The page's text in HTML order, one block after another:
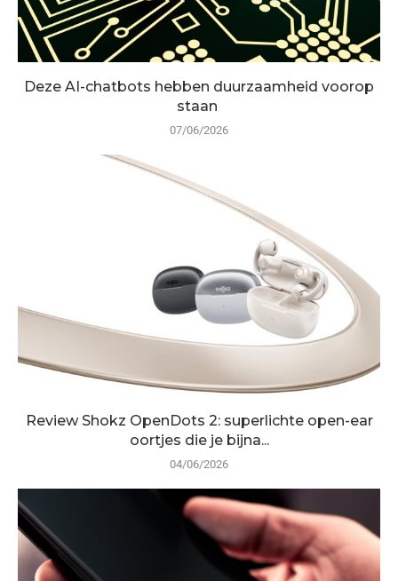
Deze AI-chatbots hebben duurzaamheid voorop
staan
07/06/2026
Review Shokz OpenDots 2: superlichte open-ear
oortjes die je bijna...
04/06/2026